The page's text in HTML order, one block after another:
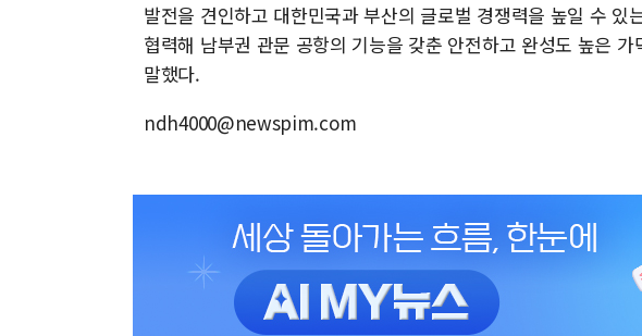
발전을 견인하고 대한민국과 부산의 글로벌 경쟁력을 높일 수
협력해 남부권 관문 공항의 기능을 갖춘 안전하고 완성도 높은
말했다.
ndh4000@newspim.com